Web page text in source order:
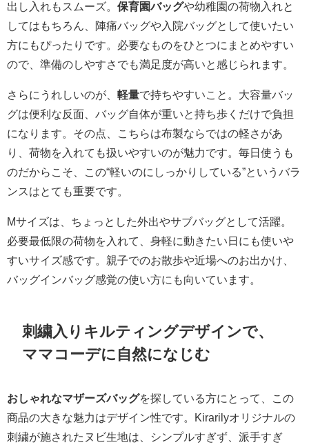
出し入れもスムーズ。 保育園バッグや幼稚園の荷物入れと
してはもちろん、陣痛バッグや入院バッグとして使いたい
方にもぴったりです。必要なものをひとつにまとめやすい
ので、準備のしやすさでも満足度が高いと感じられます。
さらにうれしいのが、 軽量で持ちやすいこと。大容量バッ
グは便利な反面、バッグ自体が重いと持ち歩くだけで負担
になります。その点、こちらは布製ならではの軽さがあ
り、荷物を入れても扱いやすいのが魅力です。毎日使うも
のだからこそ、この“軽いのにしっかりしている”というバラ
ンスはとても重要です。
Mサイズは、ちょっとした外出やサブバッグとして活躍。
必要最低限の荷物を入れて、身軽に動きたい日にも使いや
すいサイズ感です。親子でのお散歩や近場へのお出かけ、
バッグインバッグ感覚の使い方にも向いています。
刺繍入りキルティングデザインで、
ママコーデに自然になじむ
おしゃれなマザーズバッグを探している方にとって、この
商品の大きな魅力はデザイン性です。Kirarilyオリジナルの
刺繍が施されたヌビ生地は、シンプルすぎず、派手すぎ